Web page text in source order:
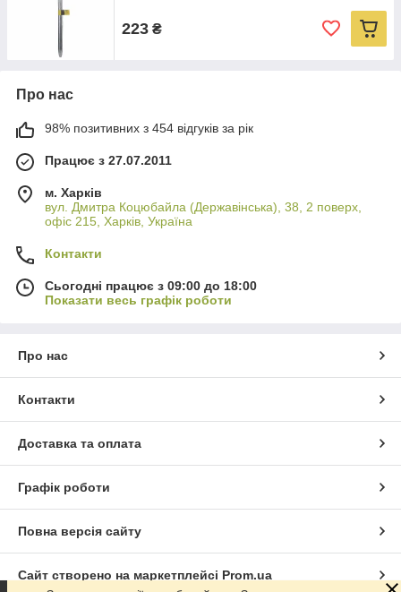
223 ₴
Про нас
98% позитивних з 454 відгуків за рік
Працює з 27.07.2011
м. Харків
вул. Дмитра Коцюбайла (Державінська), 38, 2 поверх,
офіс 215, Харків, Україна
Контакти
Сьогодні працює з 09:00 до 18:00
Показати весь графік роботи
Про нас
Контакти
Доставка та оплата
Графік роботи
Повна версія сайту
Сайт створено на маркетплейсі Prom.ua